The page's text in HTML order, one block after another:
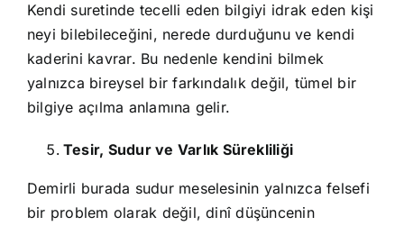
Kendi suretinde tecelli eden bilgiyi idrak eden kişi
neyi bilebileceğini, nerede durduğunu ve kendi
kaderini kavrar. Bu nedenle kendini bilmek
yalnızca bireysel bir farkındalık değil, tümel bir
bilgiye açılma anlamına gelir.
Tesir, Sudur ve Varlık Sürekliliği
Demirli burada sudur meselesinin yalnızca felsefi
bir problem olarak değil, dinî düşüncenin